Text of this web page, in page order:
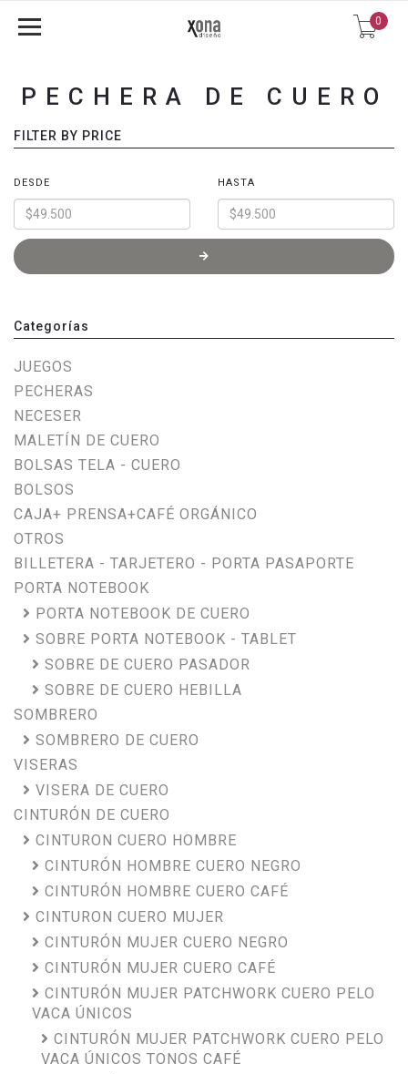
0
PECHERA DE CUERO
FILTER BY PRICE
DESDE HASTA
Categorías
JUEGOS
PECHERAS
NECESER
MALETÍN DE CUERO
BOLSAS TELA - CUERO
BOLSOS
CAJA+ PRENSA+CAFÉ ORGÁNICO
OTROS
BILLETERA - TARJETERO - PORTA PASAPORTE
PORTA NOTEBOOK
PORTA NOTEBOOK DE CUERO
SOBRE PORTA NOTEBOOK - TABLET
SOBRE DE CUERO PASADOR
SOBRE DE CUERO HEBILLA
SOMBRERO
SOMBRERO DE CUERO
VISERAS
VISERA DE CUERO
CINTURÓN DE CUERO
CINTURON CUERO HOMBRE
CINTURÓN HOMBRE CUERO NEGRO
CINTURÓN HOMBRE CUERO CAFÉ
CINTURON CUERO MUJER
CINTURÓN MUJER CUERO NEGRO
CINTURÓN MUJER CUERO CAFÉ
CINTURÓN MUJER PATCHWORK CUERO PELO
VACA ÚNICOS
CINTURÓN MUJER PATCHWORK CUERO PELO
VACA ÚNICOS TONOS CAFÉ